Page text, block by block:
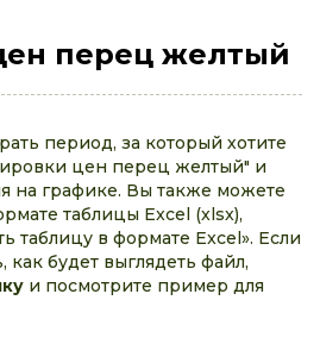
перец желтый
период, за который хотите
цен перец желтый" и
на графике. Вы также можете
таблицы Excel (xlsx),
таблицу в формате Excel». Если
как будет выглядеть файл,
и посмотрите пример для